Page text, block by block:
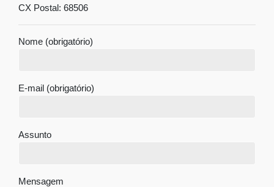
CX Postal: 68506
Nome (obrigatório)
E-mail (obrigatório)
Assunto
Mensagem